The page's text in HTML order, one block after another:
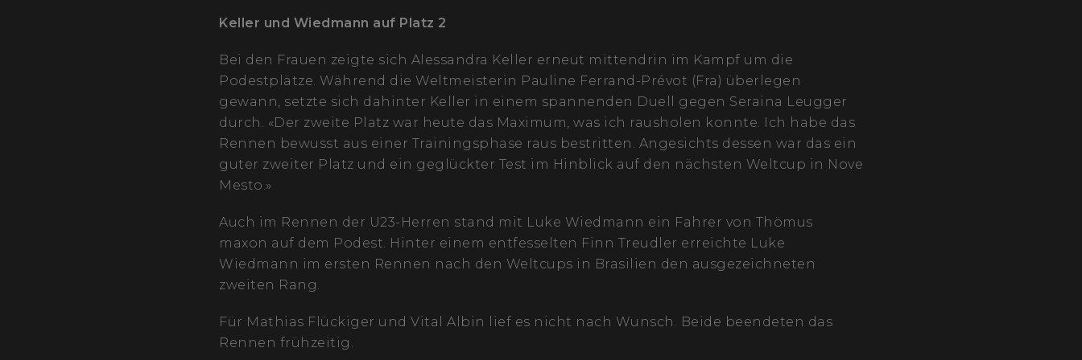
Keller und Wiedmann auf Platz 2
Bei den Frauen zeigte sich Alessandra Keller erneut mittendrin im Kampf um die
Podestplätze. Während die Weltmeisterin Pauline Ferrand-Prévot (Fra) überlegen
gewann, setzte sich dahinter Keller in einem spannenden Duell gegen Seraina Leugger
durch. «Der zweite Platz war heute das Maximum, was ich rausholen konnte. Ich habe das
Rennen bewusst aus einer Trainingsphase raus bestritten. Angesichts dessen war das ein
guter zweiter Platz und ein geglückter Test im Hinblick auf den nächsten Weltcup in Nove
Mesto.»
Auch im Rennen der U23-Herren stand mit Luke Wiedmann ein Fahrer von Thömus
maxon auf dem Podest. Hinter einem entfesselten Finn Treudler erreichte Luke
Wiedmann im ersten Rennen nach den Weltcups in Brasilien den ausgezeichneten
zweiten Rang.
Für Mathias Flückiger und Vital Albin lief es nicht nach Wunsch. Beide beendeten das
Rennen frühzeitig.